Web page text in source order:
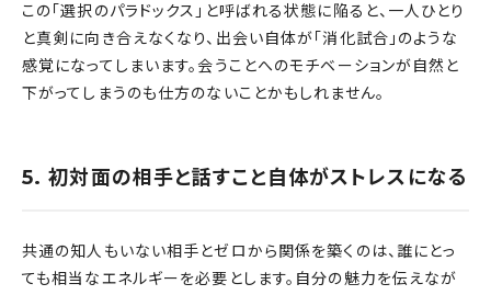
この「選択のパラドックス」と呼ばれる状態に陥ると、一人ひとり
と真剣に向き合えなくなり、出会い自体が「消化試合」のような
感覚になってしまいます。会うことへのモチベーションが自然と
下がってしまうのも仕方のないことかもしれません。
5. 初対面の相手と話すこと自体がストレスになる
共通の知人もいない相手とゼロから関係を築くのは、誰にとっ
ても相当なエネルギーを必要とします。自分の魅力を伝えなが